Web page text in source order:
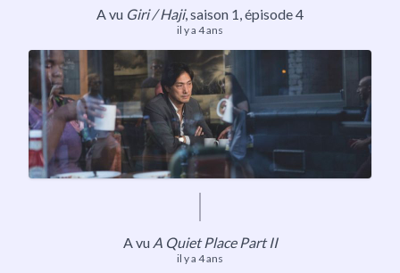
A vu Giri / Haji,saison 1, épisode 4
il y a 4 ans
A vu A Quiet Place Part II
il y a 4 ans